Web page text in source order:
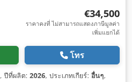
€34,500
ราคาคงที่ ไม่สามารถแสดงภาษีมูลค่า
เพิ่มแยกได้
โทร
, ปีที่ผลิต: 2026, ประเภทเกียร์: อื่นๆ,